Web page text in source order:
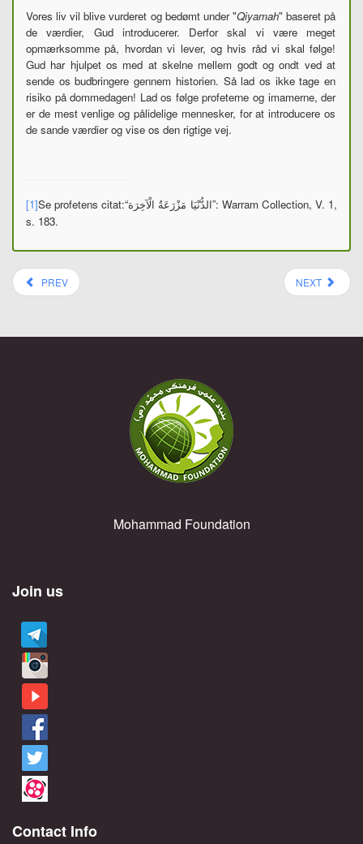
Vores liv vil blive vurderet og bedømt under "Qiyamah" baseret på
de værdier, Gud introducerer. Derfor skal vi være meget
opmærksomme på, hvordan vi lever, og hvis råd vi skal følge!
Gud har hjulpet os med at skelne mellem godt og ondt ved at
sende os budbringere gennem historien. Så lad os ikke tage en
risiko på dommedagen! Lad os følge profeterne og imamerne, der
er de mest venlige og pålidelige mennesker, for at introducere os
de sande værdier og vise os den rigtige vej.
[1]Se profetens citat:“الدُّنْيَا مَزْرَعَةُ الْآخِرَة ”: Warram Collection, V. 1,
s. 183.
PREV NEXT
Mohammad Foundation
Join us
Contact Info